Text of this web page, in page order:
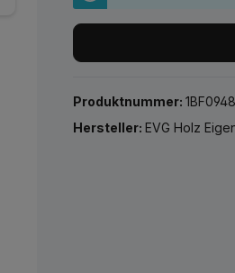
Produktnummer:
Hersteller:EVG Holz